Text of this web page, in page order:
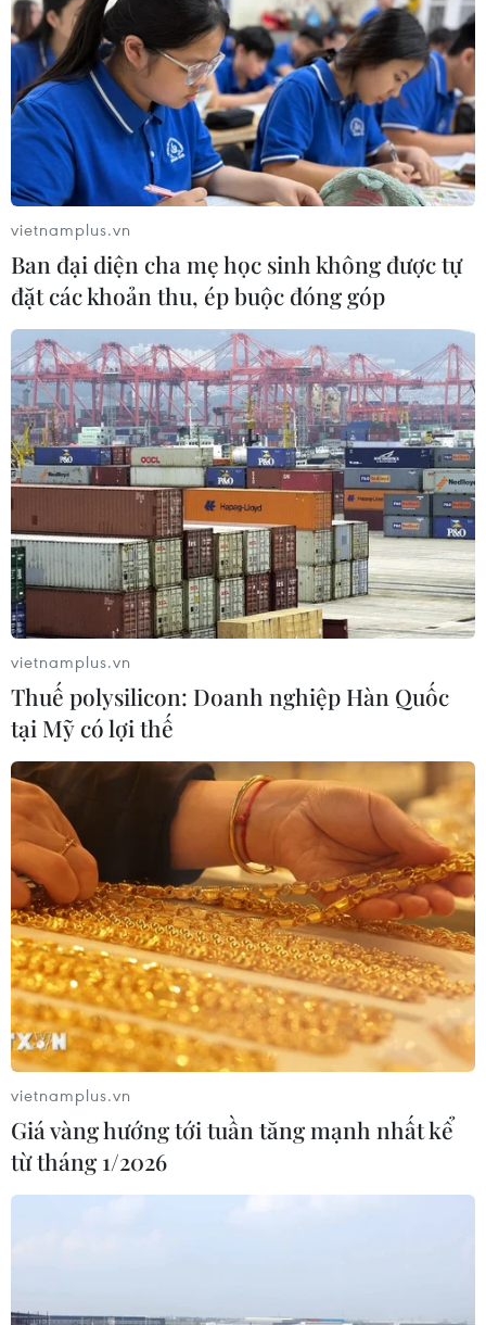
TIN CÙNG CHUYÊN MỤC
ASC 2026: Tiếp lửa đam mê khoa học
cho thế hệ trẻ Việt Nam
04/08/2026 14:08
Nghị quyết của Bộ Chính trị về công
tác người Việt Nam ở nước ngoài
Việt Nam tham dự Trại hè Khoa học
châu Á 2026 tại Hong Kong
03/08/2026 10:14
Ngày Văn hóa Việt Nam góp phần lan
tỏa bản sắc dân tộc tại Đức ​
03/08/2026 03:55
Động đất tại Nhật Bản: Cộng đồng
người Việt dần ổn định
02/08/2026 12:20
Kiều bào - cầu nối lan tỏa hình ảnh
vietnamplus.vn
Ban đại diện cha mẹ học sinh không được tự
đặt các khoản thu, ép buộc đóng góp
vietnamplus.vn
Thuế polysilicon: Doanh nghiệp Hàn Quốc
tại Mỹ có lợi thế
vietnamplus.vn
Giá vàng hướng tới tuần tăng mạnh nhất kể
từ tháng 1/2026